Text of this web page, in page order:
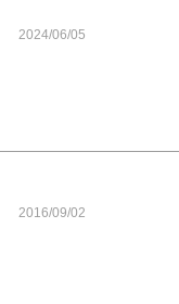
2024/06/05
2016/09/02